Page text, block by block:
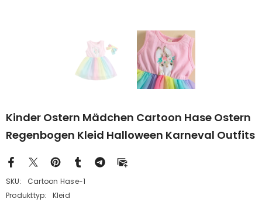
Kinder Ostern Mädchen Cartoon Hase Ostern
Regenbogen Kleid Halloween Karneval Outfits
SKU:
Cartoon Hase-1
Produkttyp:
Kleid